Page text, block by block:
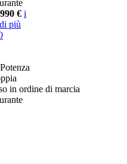
€ i
più
Potenza
in ordine di marcia